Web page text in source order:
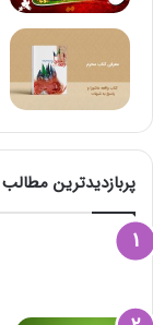
پربازدیدترین مطالب